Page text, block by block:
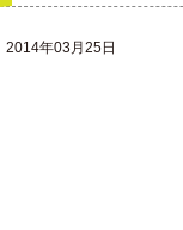
2014年03月25日